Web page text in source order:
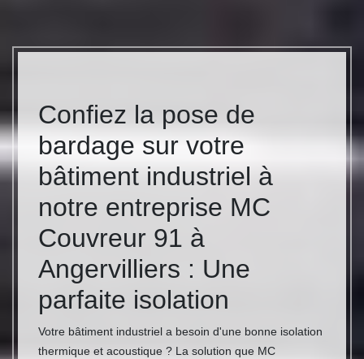
Confiez la pose de
bardage sur votre
bâtiment industriel à
notre entreprise MC
Couvreur 91 à
Angervilliers : Une
parfaite isolation
Votre bâtiment industriel a besoin d'une bonne isolation
thermique et acoustique ? La solution que MC